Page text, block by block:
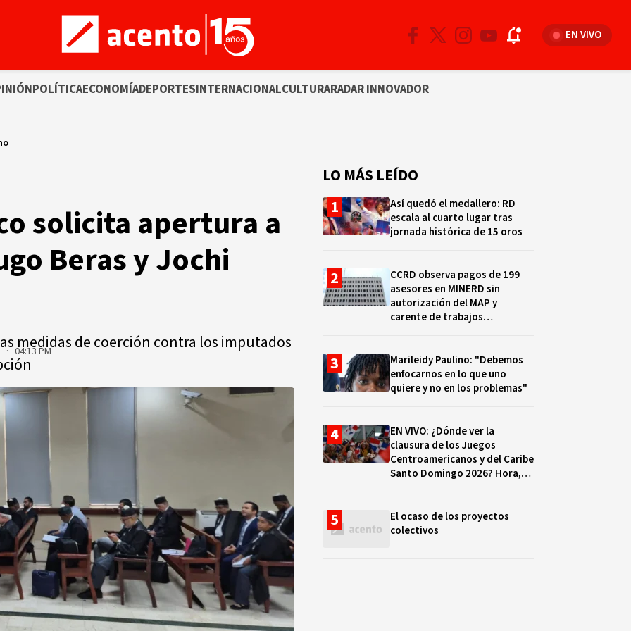
EN VIVO
POLÍTICAECONOMÍADEPORTESINTERNACIONALCULTURARADAR INNOVADOR
solicita apertura a
Beras y Jochi
medidas de coerción contra los imputados
04:13 PM
LO MÁS LEÍDO
Así quedó el medallero: RD
escala al cuarto lugar tras
jornada histórica de 15 oros
CCRD observa pagos de 199
asesores en MINERD sin
autorización del MAP y
carente de trabajos
Marileidy Paulino: "Debemos
enfocarnos en lo que uno
quiere y no en los problemas"
EN VIVO: ¿Dónde ver la
clausura de los Juegos
Centroamericanos y del Caribe
Santo Domingo 2026? Hora,
El ocaso de los proyectos
colectivos